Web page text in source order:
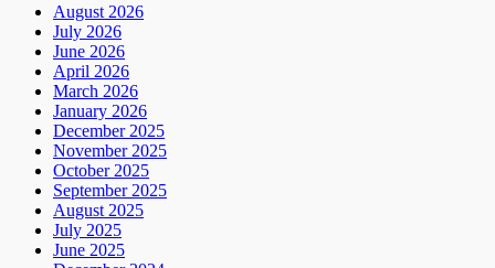
August 2026
July 2026
June 2026
April 2026
March 2026
January 2026
December 2025
November 2025
October 2025
September 2025
August 2025
July 2025
June 2025